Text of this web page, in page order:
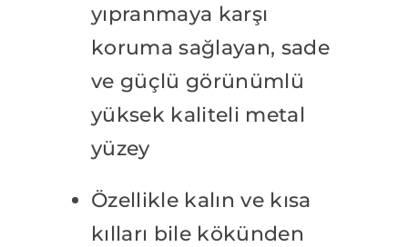
yıpranmaya karşı
koruma sağlayan, sade
ve güçlü görünümlü
yüksek kaliteli metal
yüzey
Özellikle kalın ve kısa
kılları bile kökünden